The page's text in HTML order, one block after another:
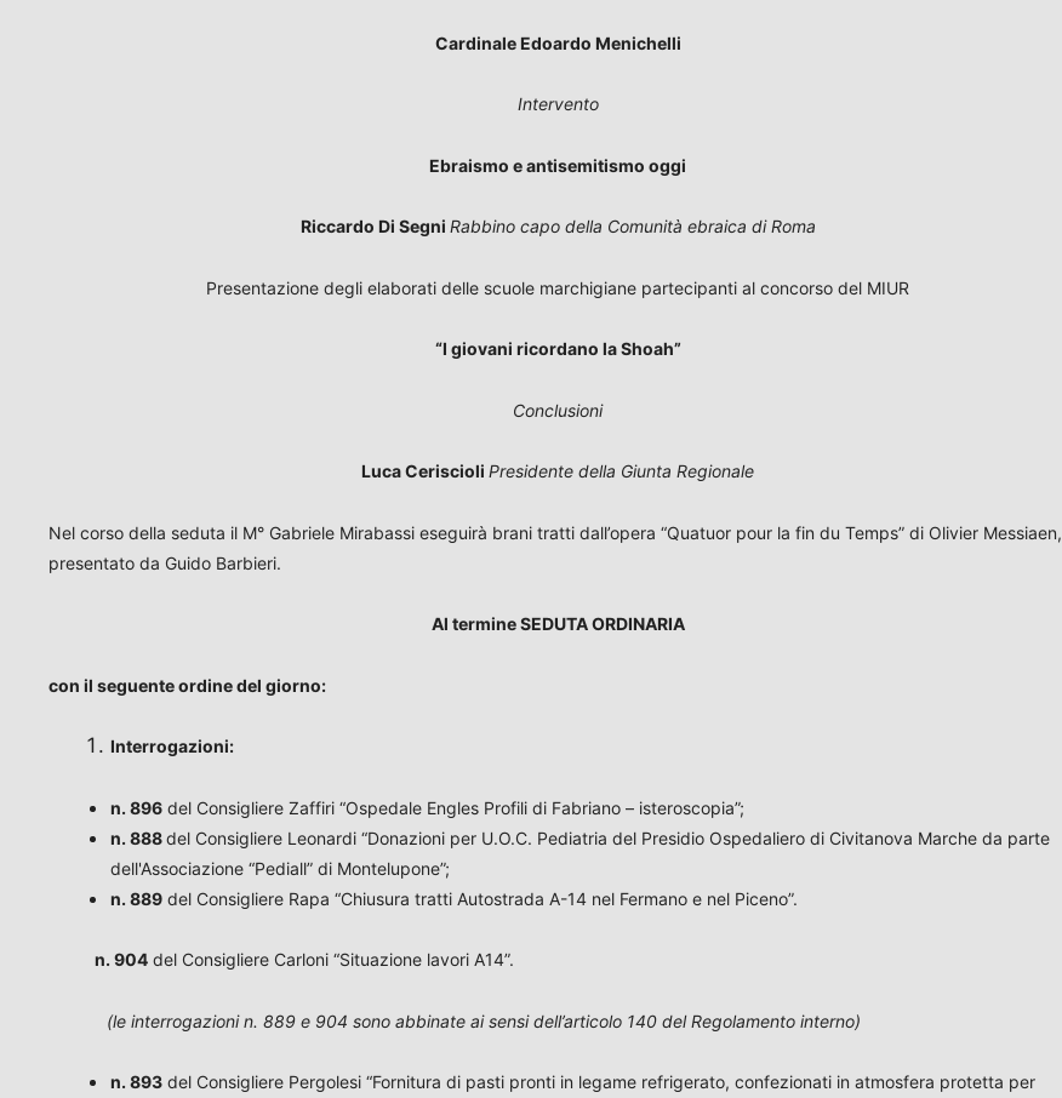
Cardinale Edoardo Menichelli
Intervento
Ebraismo e antisemitismo oggi
Riccardo Di Segni Rabbino capo della Comunità ebraica di Roma
Presentazione degli elaborati delle scuole marchigiane partecipanti al concorso del MIUR
“I giovani ricordano la Shoah”
Conclusioni
Luca CeriscioliPresidente della Giunta Regionale
Nel corso della seduta il M° Gabriele Mirabassi eseguirà brani tratti dall’opera “Quatuor pour la fin du Temps” di Olivier Messiaen,
presentato da Guido Barbieri.
Al termine SEDUTA ORDINARIA
con il seguente ordine del giorno:
Interrogazioni:
n. 896 del Consigliere Zaffiri “Ospedale Engles Profili di Fabriano – isteroscopia”;
n. 888del Consigliere Leonardi “Donazioni per U.O.C. Pediatria del Presidio Ospedaliero di Civitanova Marche da parte
dell'Associazione “Pediall” di Montelupone”;
n. 889 del Consigliere Rapa “Chiusura tratti Autostrada A-14 nel Fermano e nel Piceno”.
n. 904del Consigliere Carloni “Situazione lavori A14”.
(le interrogazioni n. 889 e 904 sono abbinate ai sensi dell’articolo 140 del Regolamento interno)
n. 893 del Consigliere Pergolesi “Fornitura di pasti pronti in legame refrigerato, confezionati in atmosfera protetta per